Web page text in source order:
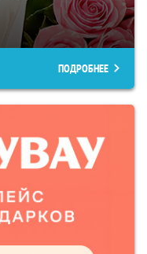
ПОДРОБНЕЕ